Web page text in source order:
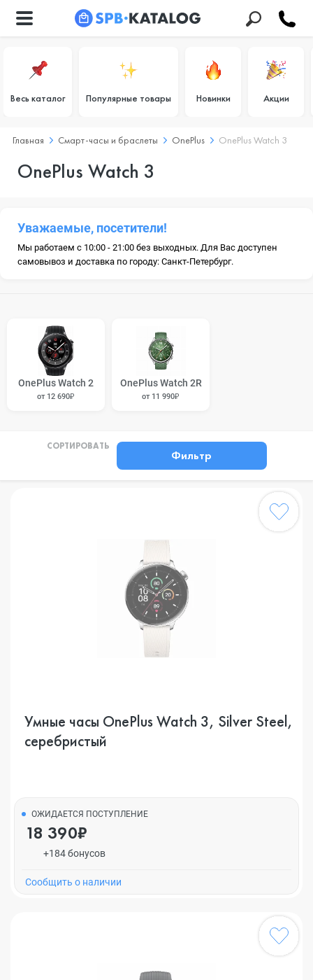
Весь каталог Популярные товары Новинки Акции
Главная Смарт-часы и браслеты OnePlus OnePlus Watch 3
OnePlus Watch 3
Уважаемые, посетители!
Мы работаем с 10:00 - 21:00 без выходных. Для Вас доступен
самовывоз и доставка по городу: Санкт-Петербург.
OnePlus Watch 2
от 12 690₽
OnePlus Watch 2R
от 11 990₽
СОРТИРОВАТЬ
Фильтр
Умные часы OnePlus Watch 3, Silver Steel,
серебристый
ОЖИДАЕТСЯ ПОСТУПЛЕНИЕ
18 390₽
+184 бонусов
Cообщить о наличии